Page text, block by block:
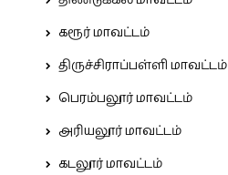
கரூர் மாவட்டம்
திருச்சிராப்பள்ளி மாவட்டம்
பெரம்பலூர் மாவட்டம்
அரியலூர் மாவட்டம்
கடலூர் மாவட்டம்